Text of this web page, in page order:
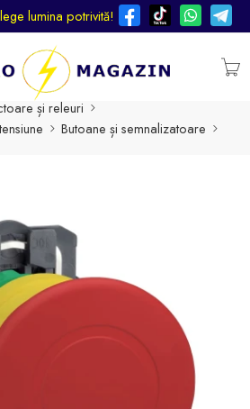
lumina potrivită!
și releuri
Butoane și semnalizatoare